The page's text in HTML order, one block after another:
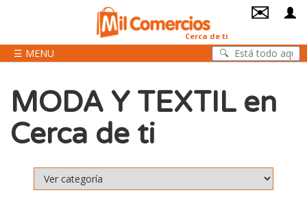
Cerca de ti
✉
☰ MENU
MODA Y TEXTIL en
Cerca de ti